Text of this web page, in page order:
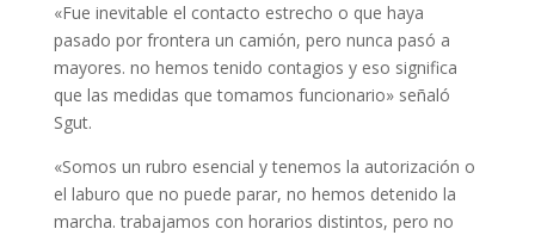
«Fue inevitable el contacto estrecho o que haya
pasado por frontera un camión, pero nunca pasó a
mayores. no hemos tenido contagios y eso significa
que las medidas que tomamos funcionario» señaló
Sgut.
«Somos un rubro esencial y tenemos la autorización o
el laburo que no puede parar, no hemos detenido la
marcha. trabajamos con horarios distintos, pero no